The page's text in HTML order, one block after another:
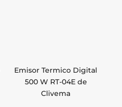
Emisor Termico Digital
500 W RT-04E de
Clivema